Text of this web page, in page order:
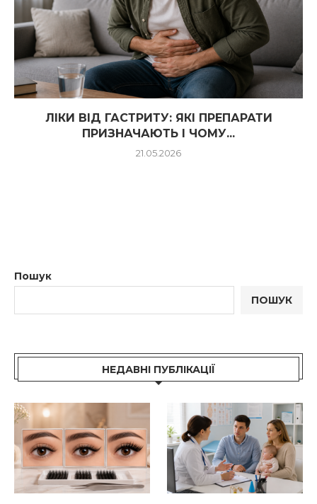
ЛІКИ ВІД ГАСТРИТУ: ЯКІ ПРЕПАРАТИ
ПРИЗНАЧАЮТЬ І ЧОМУ...
21.05.2026
Пошук
ПОШУК
НЕДАВНІ ПУБЛІКАЦІЇ